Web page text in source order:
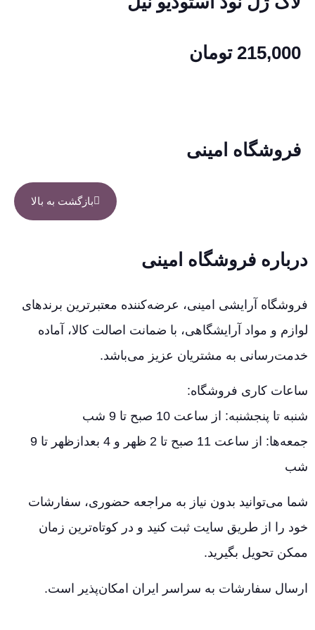
215,000 تومان
فروشگاه امینی
بازگشت به بالا
درباره فروشگاه امینی
فروشگاه آرایشی امینی، عرضه‌کننده معتبرترین برندهای
لوازم و مواد آرایشگاهی، با ضمانت اصالت کالا، آماده
خدمت‌رسانی به مشتریان عزیز می‌باشد.
ساعات کاری فروشگاه:
شنبه تا پنجشنبه: از ساعت 10 صبح تا 9 شب
جمعه‌ها: از ساعت 11 صبح تا 2 ظهر و 4 بعدازظهر تا 9
شب
شما می‌توانید بدون نیاز به مراجعه حضوری، سفارشات
خود را از طریق سایت ثبت کنید و در کوتاه‌ترین زمان
ممکن تحویل بگیرید.
ارسال سفارشات به سراسر ایران امکان‌پذیر است.